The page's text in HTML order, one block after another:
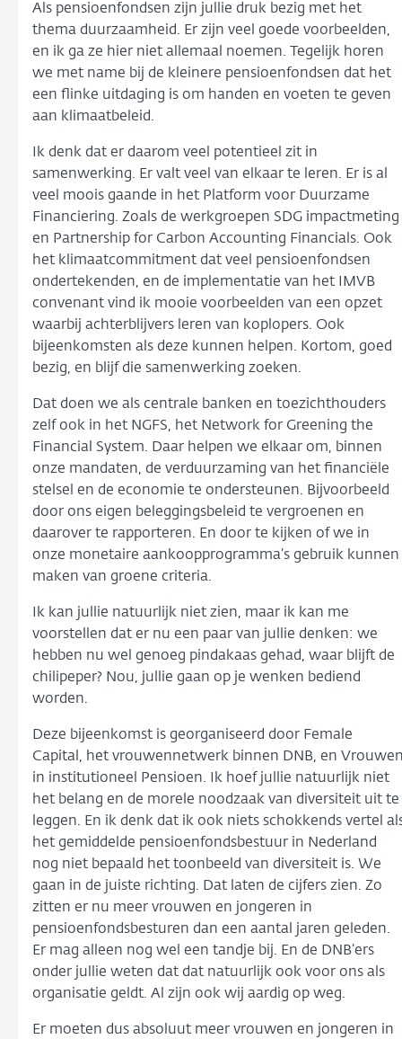
Als pensioenfondsen zijn jullie druk bezig met het
thema duurzaamheid. Er zijn veel goede voorbeelden,
en ik ga ze hier niet allemaal noemen. Tegelijk horen
we met name bij de kleinere pensioenfondsen dat het
een flinke uitdaging is om handen en voeten te geven
aan klimaatbeleid.
Ik denk dat er daarom veel potentieel zit in
samenwerking. Er valt veel van elkaar te leren. Er is al
veel moois gaande in het Platform voor Duurzame
Financiering. Zoals de werkgroepen SDG impactmeting
en Partnership for Carbon Accounting Financials. Ook
het klimaatcommitment dat veel pensioenfondsen
ondertekenden, en de implementatie van het IMVB
convenant vind ik mooie voorbeelden van een opzet
waarbij achterblijvers leren van koplopers. Ook
bijeenkomsten als deze kunnen helpen. Kortom, goed
bezig, en blijf die samenwerking zoeken.
Dat doen we als centrale banken en toezichthouders
zelf ook in het NGFS, het Network for Greening the
Financial System. Daar helpen we elkaar om, binnen
onze mandaten, de verduurzaming van het financiële
stelsel en de economie te ondersteunen. Bijvoorbeeld
door ons eigen beleggingsbeleid te vergroenen en
daarover te rapporteren. En door te kijken of we in
onze monetaire aankoopprogramma’s gebruik kunnen
maken van groene criteria.
Ik kan jullie natuurlijk niet zien, maar ik kan me
voorstellen dat er nu een paar van jullie denken: we
hebben nu wel genoeg pindakaas gehad, waar blijft de
chilipeper? Nou, jullie gaan op je wenken bediend
worden.
Deze bijeenkomst is georganiseerd door Female
Capital, het vrouwennetwerk binnen DNB, en
in institutioneel Pensioen. Ik hoef jullie natuurlijk niet
het belang en de morele noodzaak van diversiteit uit te
leggen. En ik denk dat ik ook niets schokkends vertel
het gemiddelde pensioenfondsbestuur in Nederland
nog niet bepaald het toonbeeld van diversiteit is. We
gaan in de juiste richting. Dat laten de cijfers zien. Zo
zitten er nu meer vrouwen en jongeren in
pensioenfondsbesturen dan een aantal jaren geleden.
Er mag alleen nog wel een tandje bij. En de DNB’ers
onder jullie weten dat dat natuurlijk ook voor ons als
organisatie geldt. Al zijn ook wij aardig op weg.
Er moeten dus absoluut meer vrouwen en jongeren in